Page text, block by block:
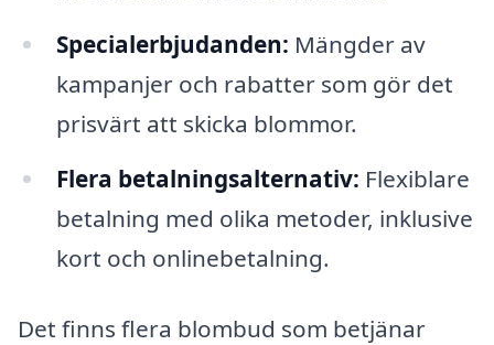
Specialerbjudanden: Mängder av
kampanjer och rabatter som gör det
prisvärt att skicka blommor.
Flera betalningsalternativ: Flexiblare
betalning med olika metoder, inklusive
kort och onlinebetalning.
Det finns flera blombud som betjänar